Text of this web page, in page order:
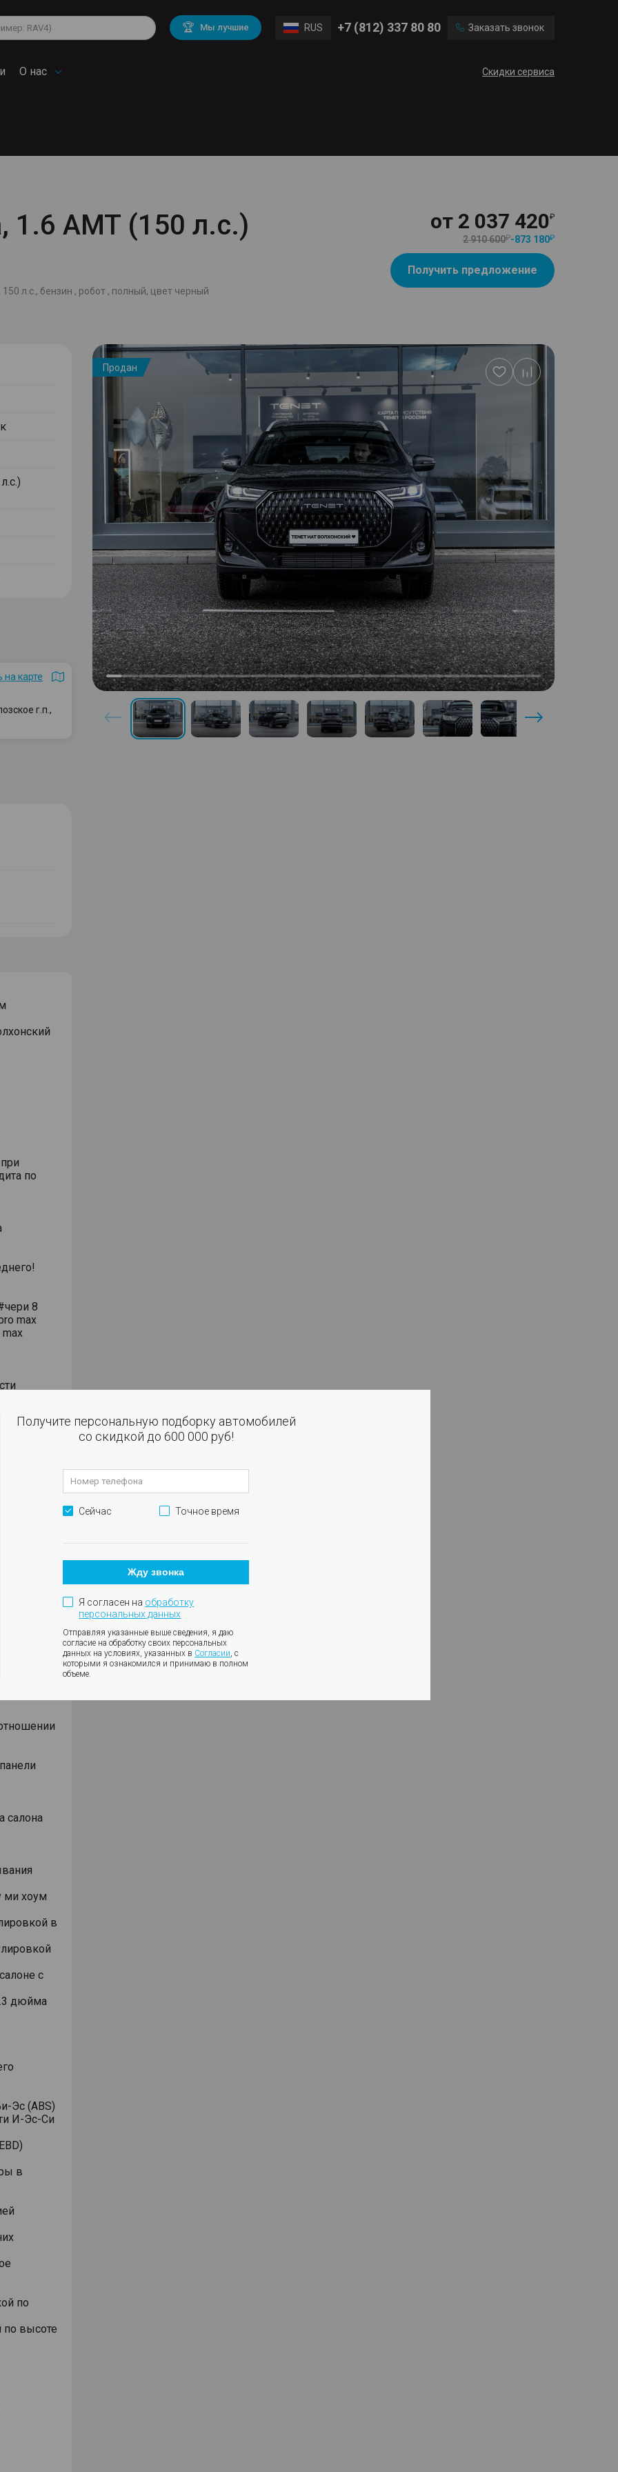
🏆 Мы лучшие RUS +7 (812) 337 80 80 Заказать звонок
О нас Скидки сервиса
Mitsubishi BMW
Chevrolet Mercedes Benz
1.6 AMT (150 л.с.)
л.с., бензин , робот , полный, цвет черный
от 2 037 420
2 910 600 -873 180
Получить предложение
на карте
г.п.,
по
8
max
с
салона
ми хоум
в
с
дюйма
Эс (ABS)
И-Эс-Си
в
по
по высоте
Продан
Добавить
в
Получите персональную подборку автомобилей
со скидкой до 600 000 руб!
Сейчас Точное время
Жду звонка
Я согласен на обработку
персональных данных
Отправляя указанные выше сведения, я даю
согласие на обработку своих персональных
данных на условиях, указанных в Согласии, с
которыми я ознакомился и принимаю в полном
объеме.